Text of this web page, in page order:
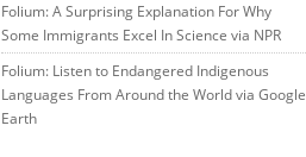
Folium: A Surprising Explanation For Why
Some Immigrants Excel In Science via NPR
Folium: Listen to Endangered Indigenous
Languages From Around the World via Google
Earth